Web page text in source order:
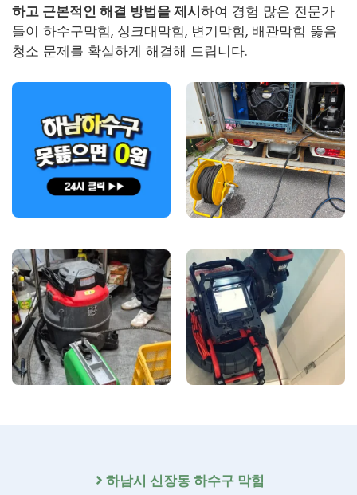
하고 근본적인 해결 방법을 제시하여 경험 많은 전문가
들이 하수구막힘, 싱크대막힘, 변기막힘, 배관막힘 뚫음
청소 문제를 확실하게 해결해 드립니다.
하남시 신장동 하수구 막힘